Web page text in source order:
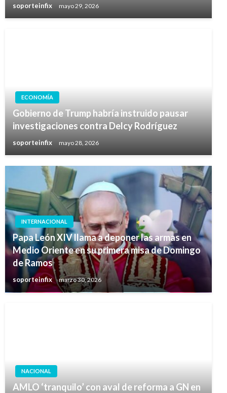
soporteinfix mayo 29, 2026
ECONOMÍA
Gobierno de Trump habría instruido pausar
investigaciones contra Delcy Rodríguez
soporteinfix mayo 28, 2026
INTERNACIONAL
Papa León XIV llama a deponer las armas en
Medio Oriente en su primera misa de Domingo
de Ramos
soporteinfix marzo 30, 2026
NACIONAL
AMLO ‘tranquilo’ con aval de reforma a GN en